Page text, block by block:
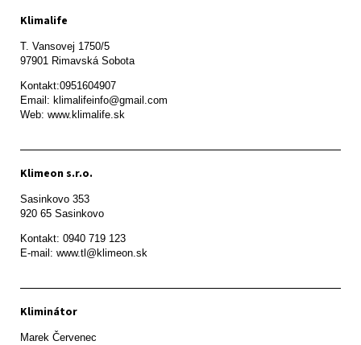
Klimalife
T. Vansovej 1750/5
97901 Rimavská Sobota
Kontakt:0951604907
Email: klimalifeinfo@gmail.com
Web: www.klimalife.sk
Klimeon s.r.o.
Sasinkovo 353
920 65 Sasinkovo
Kontakt: 0940 719 123
E-mail: www.tl@klimeon.sk
Kliminátor
Marek Červenec